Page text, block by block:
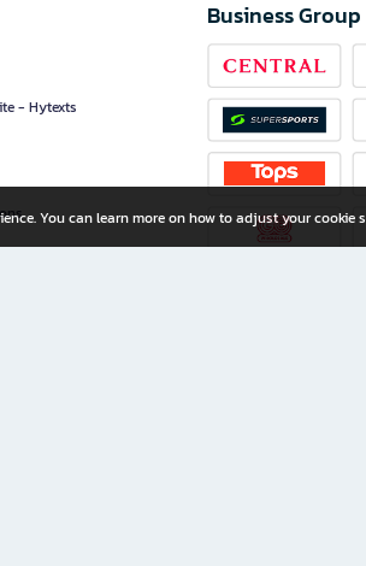
- Hytexts
Business Group
You can learn more on how to adjust your cookie